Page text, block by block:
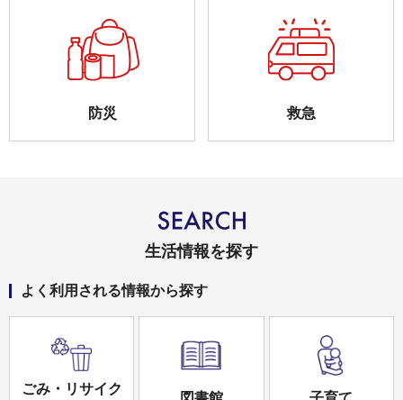
防災 救急
生活情報を探す
よく利用される情報から探す
ごみ・リサイク